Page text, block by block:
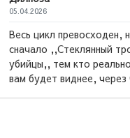
Александр Куприн:
Гранатовый браслет